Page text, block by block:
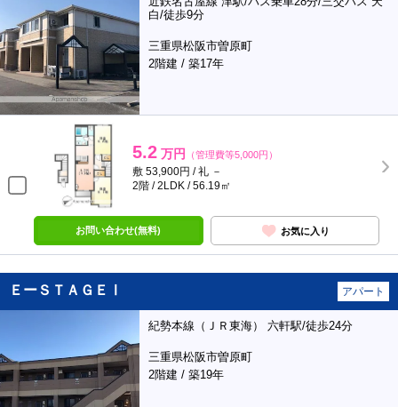
白/徒歩9分
三重県松阪市曽原町
2階建 / 築17年
5.2 万円 （管理費等5,000円）
敷 53,900円 / 礼 －
2階 / 2LDK / 56.19㎡
お問い合わせ(無料) お気に入り
ＥーＳＴＡＧＥⅠ アパート
紀勢本線（ＪＲ東海） 六軒駅/徒歩24分
三重県松阪市曽原町
2階建 / 築19年